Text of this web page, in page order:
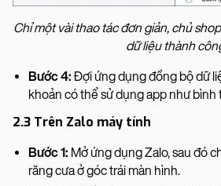
Chỉ một vài thao tác đơn giản, chủ
dữ liệu thành
Bước 4:Đợi ứng dụng đồng bộ dữ
khoản có thể sử dụng app như bình
2.3 Trên Zalo máy tính
Bước 1: Mở ứng dụng Zalo, sau đó
răng cưa ở góc trái màn hình.